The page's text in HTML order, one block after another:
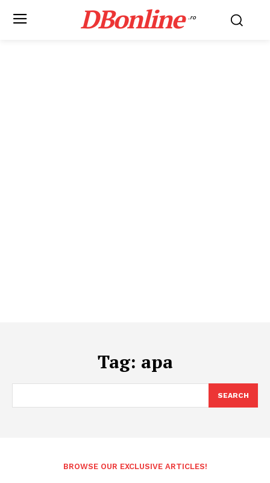
DBonline .ro
Tag: apa
SEARCH
BROWSE OUR EXCLUSIVE ARTICLES!